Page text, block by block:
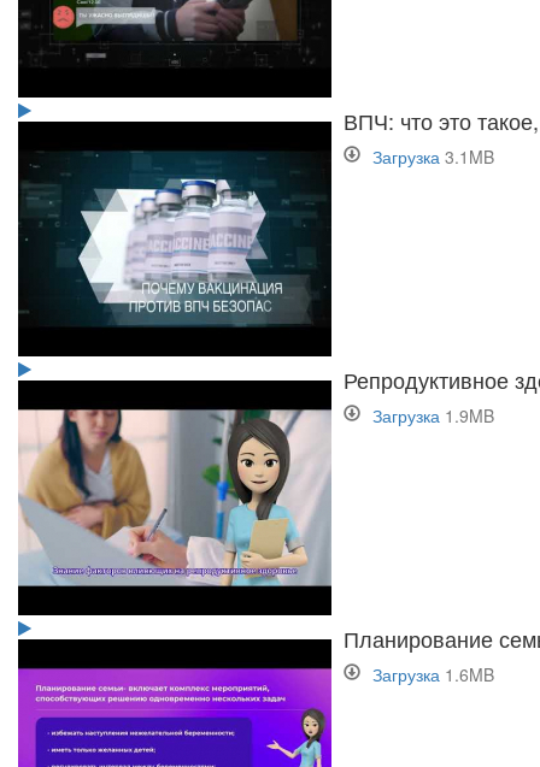
ВПЧ: что это
Загрузка 3.1MB
Репродуктивное
Загрузка 1.9MB
Планирование
Загрузка 1.6MB